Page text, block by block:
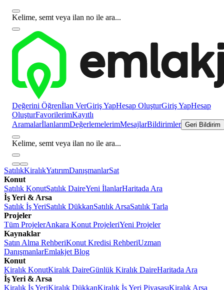
Kelime, semt veya ilan no ile ara...
Değerini Öğrenİlan VerGiriş YapHesap OluşturGiriş YapHesap
OluşturFavorilerimKayıtlı
AramalarİlanlarımDeğerlemelerimMesajlarBildirimler Geri Bildirim
Kelime, semt veya ilan no ile ara...
SatılıkKiralıkYatırımDanışmanlarSat
Konut
Satılık KonutSatılık DaireYeni İlanlarHaritada Ara
İş Yeri & Arsa
Satılık İş YeriSatılık DükkanSatılık ArsaSatılık Tarla
Projeler
Tüm ProjelerAnkara Konut ProjeleriYeni Projeler
Kaynaklar
Satın Alma RehberiKonut Kredisi RehberiUzman
DanışmanlarEmlakjet Blog
Konut
Kiralık KonutKiralık DaireGünlük Kiralık DaireHaritada Ara
İş Yeri & Arsa
Kiralık İş YeriKiralık DükkanKiralık İş Yeri PiyasasıKiralık Arsa